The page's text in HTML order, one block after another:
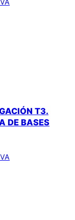
T3.
DE BASES